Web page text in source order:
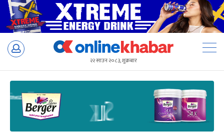
Skip
२२ साउन २०८३, शुक्रबार